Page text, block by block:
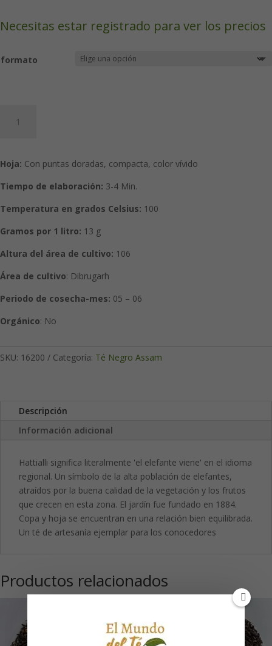
Necesitas estar registrado para ver los precios
formato
Tipo
,Hattiali
cantidad
Hoja: Con puntas doradas, compacta, color vívido
Tiempo de elaboración: 3-4 Min.
Temperatura en grados Celsius: 100
Gramos por 1 litro: 13 g
Altura del área de cultivo: 106
Área de cultivo: Dibrugarh
Periodo de cosecha-mes: 05 – 06
Orgánico: No
SKU: 16200 Categoría: Té Negro Assam
Descripción
Información adicional
Hattialli significa literalmente 'el elefante viene' en el idioma
regional. Un símbolo de la alta población de elefantes,
atraídos por la buena calidad de la vegetación y los frutos
que crecen en esta zona. El jardín fue fundado en 1884.
Copa y hoja se encuentran en una relación bien equilibrada.
Un té de artesanía ejemplar para los conocedores
Productos relacionados